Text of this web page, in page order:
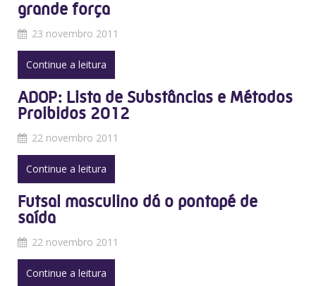
grande força
23 novembro 2011
Continue a leitura
ADOP: Lista de Substâncias e Métodos
Proibidos 2012
22 novembro 2011
Continue a leitura
Futsal masculino dá o pontapé de
saída
22 novembro 2011
Continue a leitura